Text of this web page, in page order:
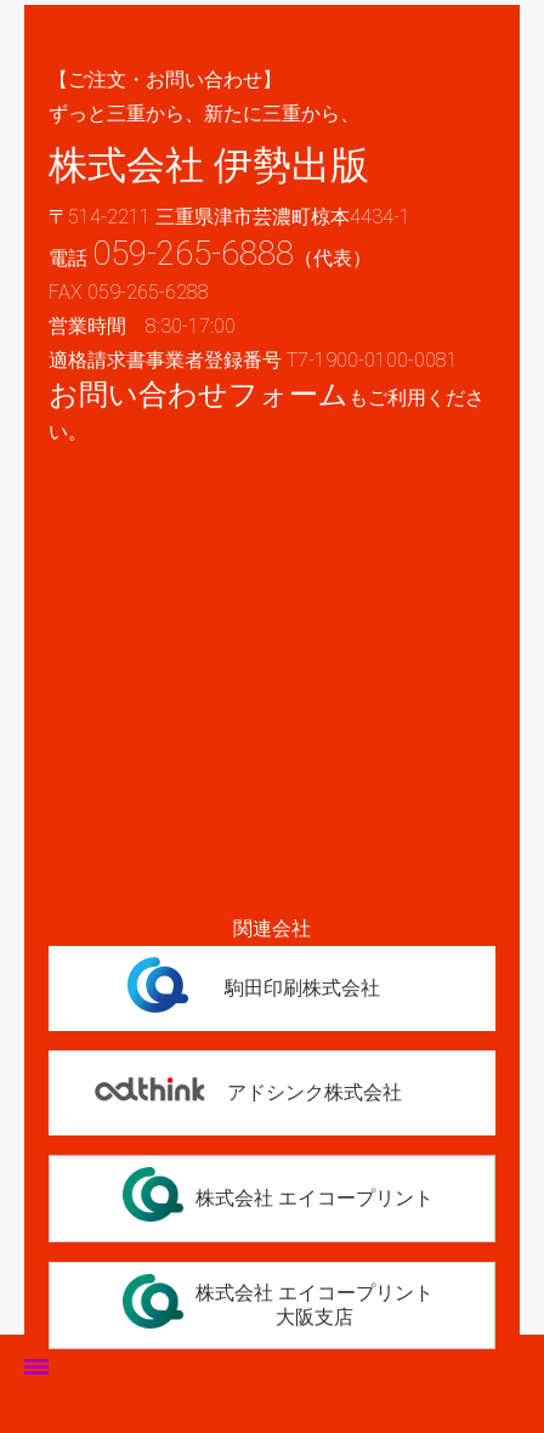
【ご注文・お問い合わせ】
ずっと三重から、新たに三重から、
株式会社 伊勢出版
〒514-2211 三重県津市芸濃町椋本4434-1
電話 059-265-6888 （代表）
FAX 059-265-6288
営業時間 8:30-17:00
適格請求書事業者登録番号 T7-1900-0100-0081
お問い合わせフォーム もご利用くださ
い。
関連会社
駒田印刷株式会社
アドシンク株式会社
株式会社 エイコープリント
株式会社 エイコープリント
大阪支店